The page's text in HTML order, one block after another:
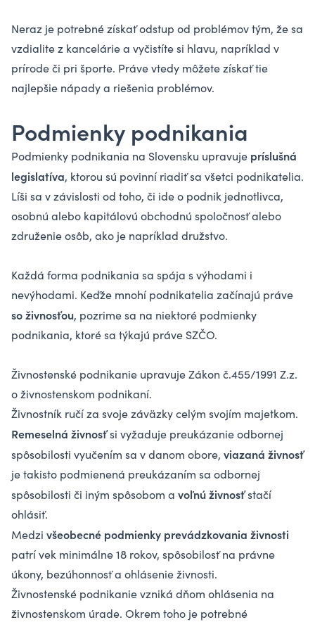
Neraz je potrebné získať odstup od problémov tým, že sa
vzdialite z kancelárie a vyčistíte si hlavu, napríklad v
prírode či pri športe. Práve vtedy môžete získať tie
najlepšie nápady a riešenia problémov.
Podmienky podnikania
Podmienky podnikania na Slovensku upravuje príslušná
legislatíva, ktorou sú povinní riadiť sa všetci podnikatelia.
Líši sa v závislosti od toho, či ide o podnik jednotlivca,
osobnú alebo kapitálovú obchodnú spoločnosť alebo
združenie osôb, ako je napríklad družstvo.
Každá forma podnikania sa spája s výhodami i
nevýhodami. Keďže mnohí podnikatelia začínajú práve
so živnosťou, pozrime sa na niektoré podmienky
podnikania, ktoré sa týkajú práve SZČO.
Živnostenské podnikanie upravuje Zákon č.455/1991 Z.z.
o živnostenskom podnikaní.
Živnostník ručí za svoje záväzky celým svojím majetkom.
Remeselná živnosťsi vyžaduje preukázanie odbornej
spôsobilosti vyučením sa v danom obore, viazaná živnosť
je takisto podmienená preukázaním sa odbornej
spôsobilosti či iným spôsobom a voľnú živnosťstačí
ohlásiť.
Medzi všeobecné podmienky prevádzkovania živnosti
patrí vek minimálne 18 rokov, spôsobilosť na právne
úkony, bezúhonnosť a ohlásenie živnosti.
Živnostenské podnikanie vzniká dňom ohlásenia na
živnostenskom úrade. Okrem toho je potrebné